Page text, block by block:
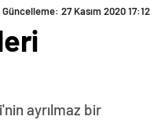
Güncelleme: 27 Kasım 2020 17:12
ayrılmaz bir